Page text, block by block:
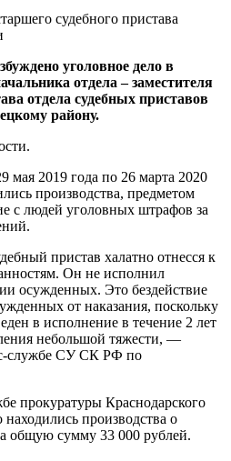
уголовное дело в
отдела – заместителя
отдела судебных приставов
району.
мая 2019 года по 26 марта 2020
производства, предметом
с людей уголовных штрафов за
пристав халатно отнесся к
Он не исполнил
осужденных. Это бездействие
от наказания, поскольку
в исполнение в течение 2 лет
небольшой тяжести, —
службе СУ СК РФ по
прокуратуры Краснодарского
производства о
общую сумму 33 000 рублей.